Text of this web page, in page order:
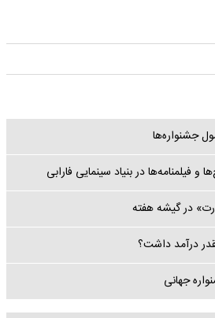
جشنواره‌ها
فیلمنامه‌ها در بنیاد سینمایی فارابی
در گیشه هفته
درآمد داشت؟